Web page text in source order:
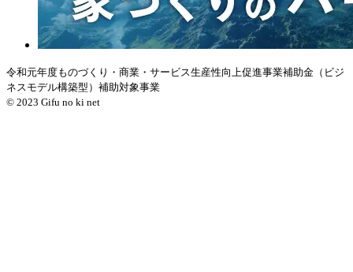
令和元年度ものづくり・商業・サービス生産性向上促進事業補助金（ビジ
ネスモデル構築型）補助対象事業
© 2023 Gifu no ki net